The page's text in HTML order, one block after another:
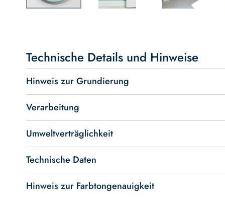
beginning
of
the
images
gallery
Technische Details und Hinweise
Hinweis zur Grundierung
Verarbeitung
Umweltverträglichkeit
Technische Daten
Hinweis zur Farbtongenauigkeit